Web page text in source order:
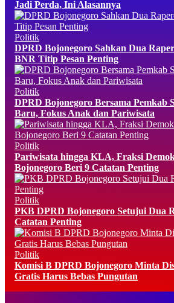
Jadi Perda, Ini Alasannya
Politik
DPRD Bojonegoro Sahkan Dua
BNR Titip Pesan Penting
Politik
DPRD Bojonegoro Bersama Pemkab
Baru, Fokus Anak dan Pariwisata
Politik
Pariwisata hingga KLA, Fraksi
Bojonegoro Beri 9 Catatan Penting
Politik
PKB DPRD Bojonegoro Setujui Dua
Catatan Penting
Politik
Komisi B DPRD Bojonegoro Minta
Gratis Harus Bebas Pungutan